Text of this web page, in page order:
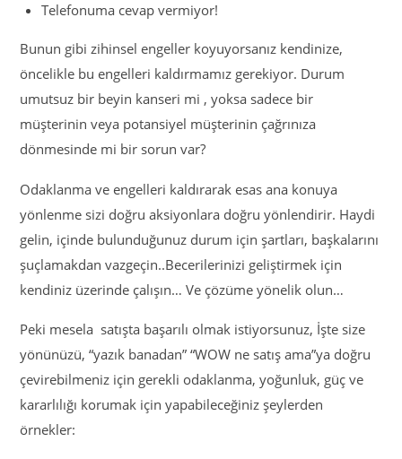
Telefonuma cevap vermiyor!
Bunun gibi zihinsel engeller koyuyorsanız kendinize,
öncelikle bu engelleri kaldırmamız gerekiyor. Durum
umutsuz bir beyin kanseri mi , yoksa sadece bir
müşterinin veya potansiyel müşterinin çağrınıza
dönmesinde mi bir sorun var?
Odaklanma ve engelleri kaldırarak esas ana konuya
yönlenme sizi doğru aksiyonlara doğru yönlendirir. Haydi
gelin, içinde bulunduğunuz durum için şartları, başkalarını
şuçlamakdan vazgeçin..Becerilerinizi geliştirmek için
kendiniz üzerinde çalışın… Ve çözüme yönelik olun…
Peki mesela satışta başarılı olmak istiyorsunuz, İşte size
yönünüzü, “yazık banadan” “WOW ne satış ama”ya doğru
çevirebilmeniz için gerekli odaklanma, yoğunluk, güç ve
kararlılığı korumak için yapabileceğiniz şeylerden
örnekler: